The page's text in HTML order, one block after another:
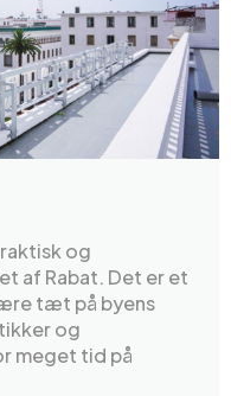
og
af Rabat. Det er et
tæt på byens
og
meget tid på